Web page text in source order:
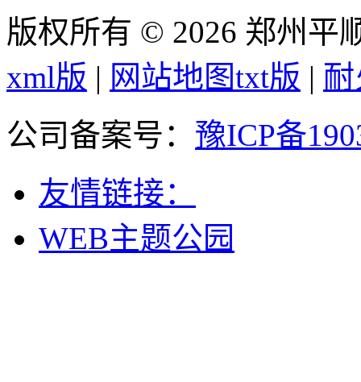
版权所有 © 2026 郑州平
xml版 | 网站地图txt版 |
公司备案号： 豫ICP备
友情链接：
WEB主题公园